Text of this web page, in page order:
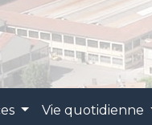
Vie quotidienne